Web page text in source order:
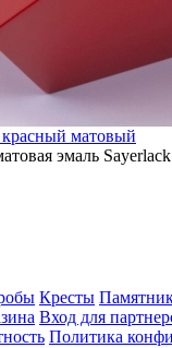
красный матовый
эмаль
Кресты
Вход для
Политика